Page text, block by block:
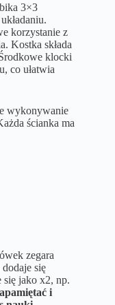
3×3
korzystanie z
Kostka składa
klocki
co ułatwia
wykonywanie
ścianka ma
zegara
się
się jako x2, np.
i